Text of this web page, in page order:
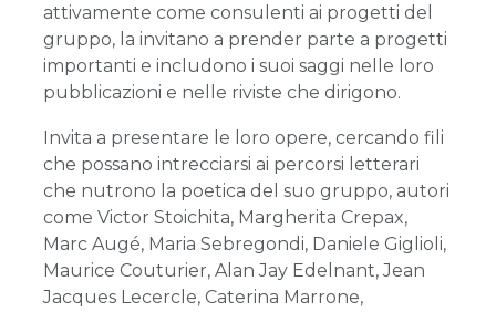
attivamente come consulenti ai progetti del
gruppo, la invitano a prender parte a progetti
importanti e includono i suoi saggi nelle loro
pubblicazioni e nelle riviste che dirigono.
Invita a presentare le loro opere, cercando fili
che possano intrecciarsi ai percorsi letterari
che nutrono la poetica del suo gruppo, autori
come Victor Stoichita, Margherita Crepax,
Marc Augé, Maria Sebregondi, Daniele Giglioli,
Maurice Couturier, Alan Jay Edelnant, Jean
Jacques Lecercle, Caterina Marrone,